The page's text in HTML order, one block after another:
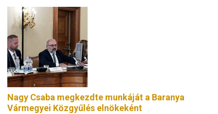
Nagy Csaba megkezdte munkáját a Baranya
Vármegyei Közgyűlés elnökeként